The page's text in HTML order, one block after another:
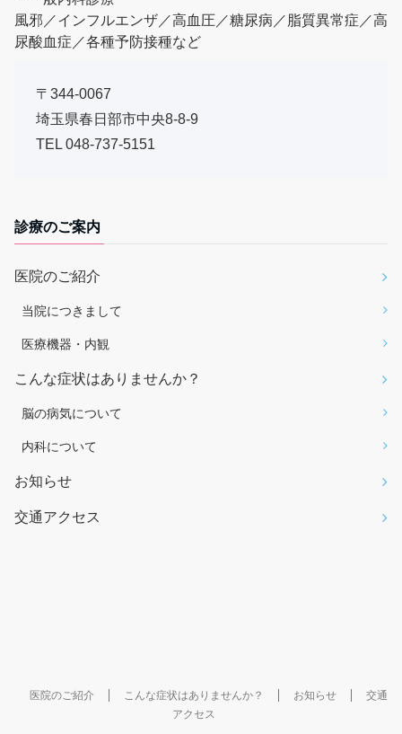
風邪／インフルエンザ／高血圧／糖尿病／脂質異常症／高
尿酸血症／各種予防接種など
〒344-0067
埼玉県春日部市中央8-8-9
TEL 048-737-5151
診療のご案内
医院のご紹介
当院につきまして
医療機器・内観
こんな症状はありませんか？
脳の病気について
内科について
お知らせ
交通アクセス
医院のご紹介 こんな症状はありませんか？ お知らせ
交通
アクセス